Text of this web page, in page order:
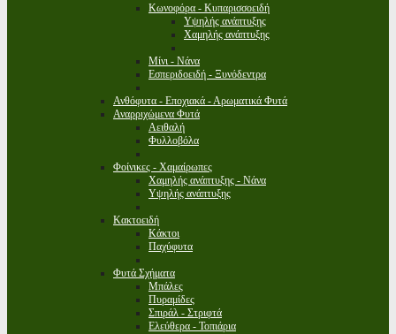
Κωνοφόρα - Κυπαρισσοειδή
Υψηλής ανάπτυξης
Χαμηλής ανάπτυξης
Μίνι - Νάνα
Εσπεριδοειδή - Ξυνόδεντρα
Ανθόφυτα - Εποχιακά - Αρωματικά Φυτά
Αναρριχώμενα Φυτά
Αειθαλή
Φυλλοβόλα
Φοίνικες - Χαμαίρωπες
Χαμηλής ανάπτυξης - Νάνα
Υψηλής ανάπτυξης
Κακτοειδή
Κάκτοι
Παχύφυτα
Φυτά Σχήματα
Μπάλες
Πυραμίδες
Σπιράλ - Στριφτά
Ελεύθερα - Τοπιάρια